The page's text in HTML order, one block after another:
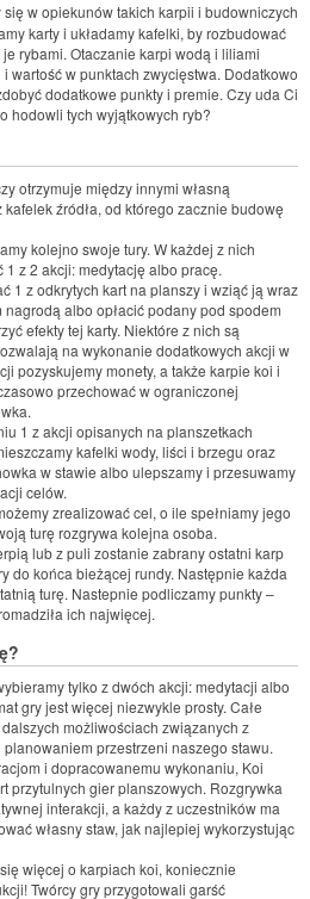
się w opiekunów takich karpii i budowniczych
karty i układamy kafelki, by rozbudować
rybami. Otaczanie karpi wodą i liliami
wartość w punktach zwycięstwa. Dodatkowo
dodatkowe punkty i premie. Czy uda Ci
hodowli tych wyjątkowych ryb?
otrzymuje między innymi własną
źródła, od którego zacznie budowę
kolejno swoje tury. W każdej z nich
z 2 akcji: medytację albo pracę.
1 z odkrytych kart na planszy i wziąć ją wraz
albo opłacić podany pod spodem
efekty tej karty. Niektóre z nich są
na wykonanie dodatkowych akcji w
pozyskujemy monety, a także karpie koi i
przechować w ograniczonej
1 z akcji opisanych na planszetkach
kafelki wody, liści i brzegu oraz
w stawie albo ulepszamy i przesuwamy
celów.
zrealizować cel, o ile spełniamy jego
turę rozgrywa kolejna osoba.
lub z puli zostanie zabrany ostatni karp
do końca bieżącej rundy. Następnie każda
turę. Nastepnie podliczamy punkty –
ich najwięcej.
tylko z dwóch akcji: medytacji albo
gry jest więcej niezwykle prosty. Całe
możliwościach związanych z
przestrzeni naszego stawu.
i dopracowanemu wykonaniu, Koi
przytulnych gier planszowych. Rozgrywka
interakcji, a każdy z uczestników ma
własny staw, jak najlepiej wykorzystując
więcej o karpiach koi, koniecznie
Twórcy gry przygotowali garść